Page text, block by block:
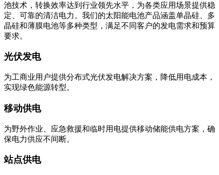
池技术，转换效率达到行业领先水平，为各类应用场景提供稳
定、可靠的清洁电力。我们的太阳能电池产品涵盖单晶硅、多
晶硅和薄膜电池等多种类型，满足不同客户的发电需求和预算
要求。
光伏发电
为工商业用户提供分布式光伏发电解决方案，降低用电成本，
实现绿色能源转型。
移动供电
为野外作业、应急救援和临时用电提供移动储能供电方案，确
保电力供应不间断。
站点供电